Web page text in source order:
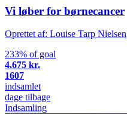
Vi løber for børnecancer
Oprettet af: Louise Tarp Nielsen
233% of goal
4.675 kr.
1607
indsamlet
dage tilbage
Indsamling